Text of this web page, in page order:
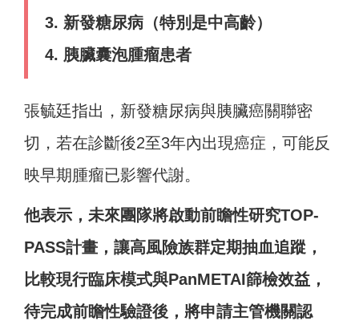
3. 新發糖尿病（特別是中高齡）
4. 胰臟囊泡腫瘤患者
張毓廷指出，新發糖尿病與胰臟癌關聯密
切，若在診斷後2至3年內出現癌症，可能反
映早期腫瘤已影響代謝。
他表示，未來團隊將啟動前瞻性研究TOP-
PASS計畫，讓高風險族群定期抽血追蹤，
比較現行臨床模式與PanMETAI篩檢效益，
待完成前瞻性驗證後，將申請主管機關認